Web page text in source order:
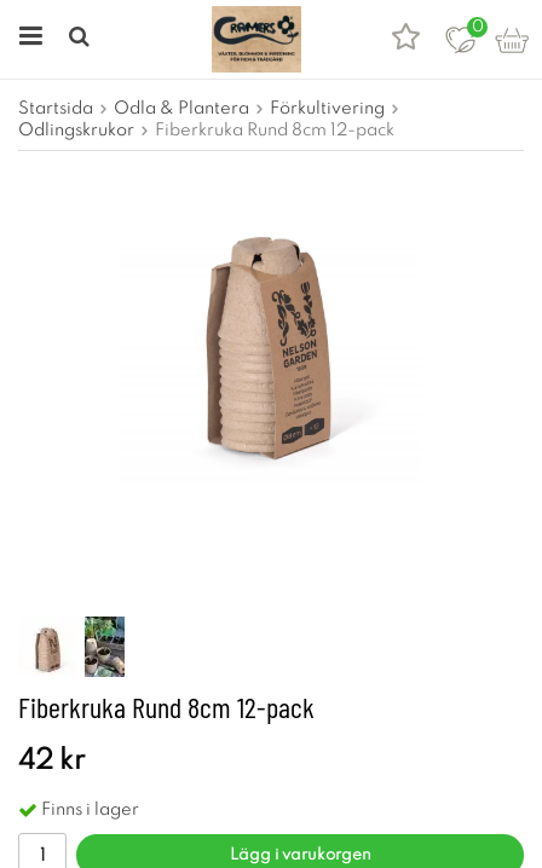
0
Startsida Odla & Plantera
Förkultivering
Odlingskrukor
Fiberkruka Rund 8cm 12-pack
Fiberkruka Rund 8cm 12-pack
42 kr
Finns i lager
Lägg i varukorgen